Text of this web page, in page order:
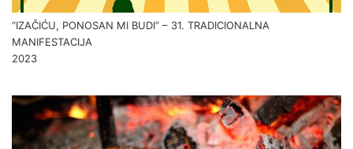
“IZAČIĆU, PONOSAN MI BUDI” – 31. TRADICIONALNA
MANIFESTACIJA
2023